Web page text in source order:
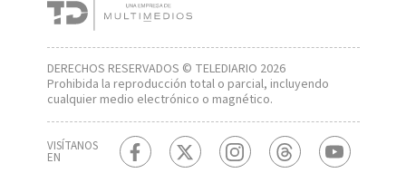
DERECHOS RESERVADOS © TELEDIARIO 2026
Prohibida la reproducción total o parcial, incluyendo
cualquier medio electrónico o magnético.
VISÍTANOS
EN